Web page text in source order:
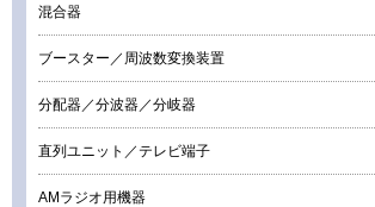
混合器
ブースター／周波数変換装置
分配器／分波器／分岐器
直列ユニット／テレビ端子
AMラジオ用機器